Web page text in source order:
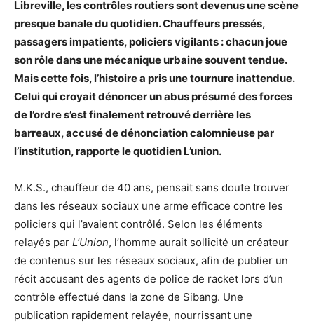
Libreville, les contrôles routiers sont devenus une scène
presque banale du quotidien. Chauffeurs pressés,
passagers impatients, policiers vigilants : chacun joue
son rôle dans une mécanique urbaine souvent tendue.
Mais cette fois, l’histoire a pris une tournure inattendue.
Celui qui croyait dénoncer un abus présumé des forces
de l’ordre s’est finalement retrouvé derrière les
barreaux, accusé de dénonciation calomnieuse par
l’institution, rapporte le quotidien L’union.
M.K.S., chauffeur de 40 ans, pensait sans doute trouver
dans les réseaux sociaux une arme efficace contre les
policiers qui l’avaient contrôlé. Selon les éléments
relayés par L’Union, l’homme aurait sollicité un créateur
de contenus sur les réseaux sociaux, afin de publier un
récit accusant des agents de police de racket lors d’un
contrôle effectué dans la zone de Sibang. Une
publication rapidement relayée, nourrissant une